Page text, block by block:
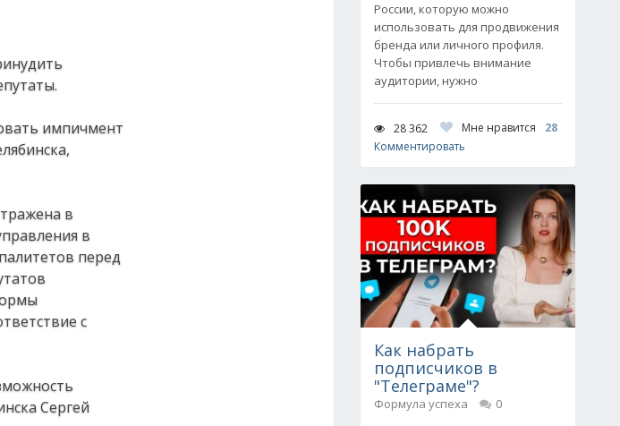
импичмент
в
в
перед
с
Сергей
России, которую можно
использовать для продвижения
бренда или личного профиля.
Чтобы привлечь внимание
аудитории, нужно
28 362 Мне нравится
28
Комментировать
Как набрать
подписчиков в
"Телеграме"?
Формула успеха
0